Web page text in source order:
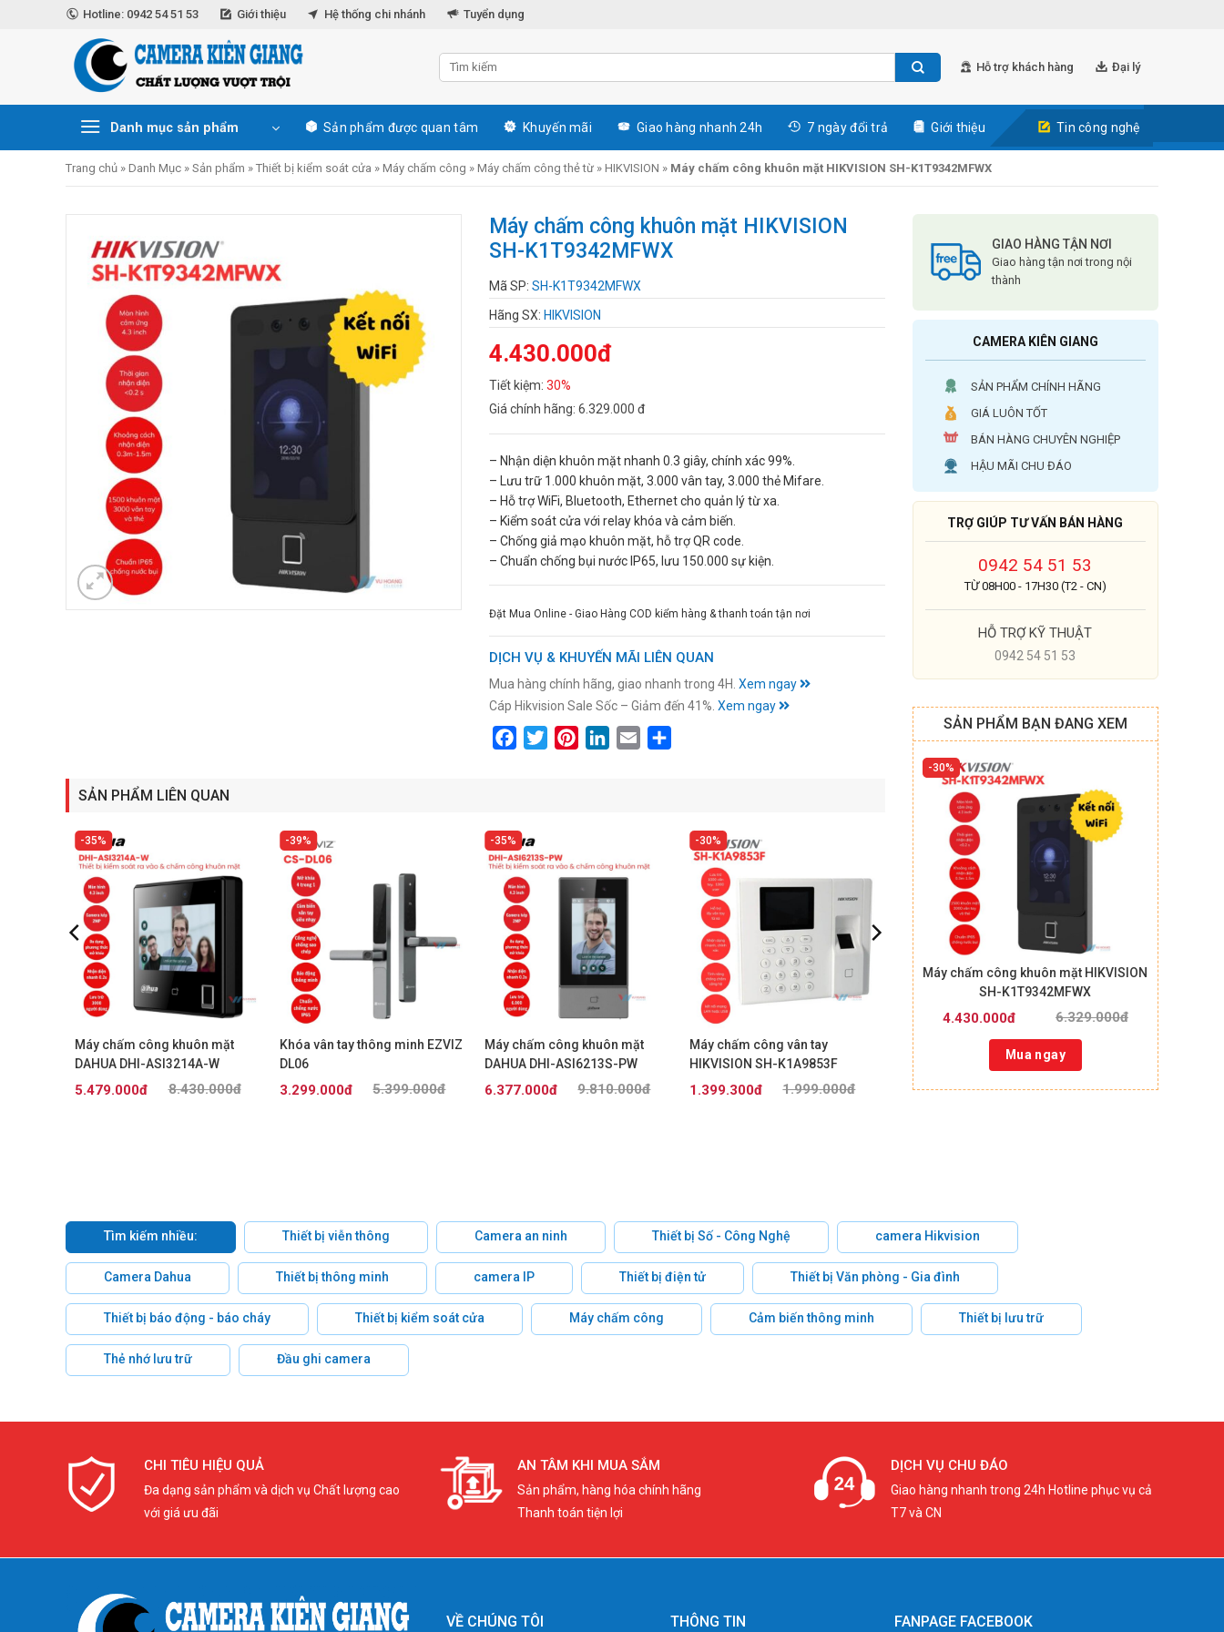
Hotline: 0942 54 51 53 Giới thiệu Hệ thống chi nhánh Tuyển dụng
Hỗ trợ khách hàng Đại lý
Danh mục sản phẩm Sản phẩm được quan tâm Khuyến mãi Giao hàng nhanh 24h 7 ngày đổi trả Giới thiệu Tin công nghệ
Trang chủ » Danh Mục » Sản phẩm » Thiết bị kiểm soát cửa » Máy chấm công » Máy chấm công thẻ từ » HIKVISION » Máy chấm công khuôn mặt HIKVISION SH-K1T9342MFWX
GIAO HÀNG TẬN NƠI
Giao hàng tận nơi trong nội
thành
CAMERA KIÊN GIANG
SẢN PHẨM CHÍNH HÃNG
GIÁ LUÔN TỐT
BÁN HÀNG CHUYÊN NGHIỆP
HẬU MÃI CHU ĐÁO
TRỢ GIÚP TƯ VẤN BÁN HÀNG
0942 54 51 53
TỪ 08H00 - 17H30 (T2 - CN)
HỖ TRỢ KỸ THUẬT
0942 54 51 53
SẢN PHẨM BẠN ĐANG XEM
30%
Máy chấm công khuôn mặt HIKVISION
SH-K1T9342MFWX
6.329.000đ
4.430.000đ
Mua ngay
Máy chấm công khuôn mặt HIKVISION
SH-K1T9342MFWX
Mã SP: SH-K1T9342MFWX
Hãng SX: HIKVISION
4.430.000đ
Tiết kiệm: 30%
Giá chính hãng: 6.329.000 đ
– Nhận diện khuôn mặt nhanh 0.3 giây, chính xác 99%.
– Lưu trữ 1.000 khuôn mặt, 3.000 vân tay, 3.000 thẻ Mifare.
– Hỗ trợ WiFi, Bluetooth, Ethernet cho quản lý từ xa.
– Kiểm soát cửa với relay khóa và cảm biến.
– Chống giả mạo khuôn mặt, hỗ trợ QR code.
– Chuẩn chống bụi nước IP65, lưu 150.000 sự kiện.
Đặt Mua Online - Giao Hàng COD kiểm hàng & thanh toán tận nơi
DỊCH VỤ & KHUYẾN MÃI LIÊN QUAN
Mua hàng chính hãng, giao nhanh trong 4H. Xem ngay
Cáp Hikvision Sale Sốc – Giảm đến 41%. Xem ngay
FacebookTwitterPinterestLinkedIn
Email
SẢN PHẨM LIÊN QUAN
35%
Máy chấm công khuôn mặt
DAHUA DHI-ASI3214A-W
8.430.000đ
5.479.000đ
39%
Khóa vân tay thông minh EZVIZ
DL06
5.399.000đ
3.299.000đ
35%
Máy chấm công khuôn mặt
DAHUA DHI-ASI6213S-PW
9.810.000đ
6.377.000đ
30%
Máy chấm công vân tay
HIKVISION SH-K1A9853F
1.999.000đ
1.399.300đ
Tìm kiếm nhiều: Thiết bị viễn thông Camera an ninh Thiết bị Số - Công Nghệ camera Hikvision
Camera Dahua Thiết bị thông minh camera IP Thiết bị điện tử Thiết bị Văn phòng - Gia đình
Thiết bị báo động - báo cháy Thiết bị kiểm soát cửa Máy chấm công Cảm biến thông minh Thiết bị lưu trữ
Thẻ nhớ lưu trữ Đầu ghi camera
CHI TIÊU HIỆU QUẢ
Đa dạng sản phẩm và dịch vụ Chất lượng cao
với giá ưu đãi
AN TÂM KHI MUA SẮM
Sản phẩm, hàng hóa chính hãng
Thanh toán tiện lợi
DỊCH VỤ CHU ĐÁO
Giao hàng nhanh trong 24h Hotline phục vụ cả
T7 và CN
VỀ CHÚNG TÔI THÔNG TIN FANPAGE FACEBOOK